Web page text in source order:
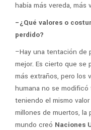
había más vereda, más
–¿Qué valores o
perdido?
–Hay una tentación de
mejor. Es cierto que se
más extraños, pero los
humana no se
teniendo el mismo
millones de muertos, la
mundo creó Naciones